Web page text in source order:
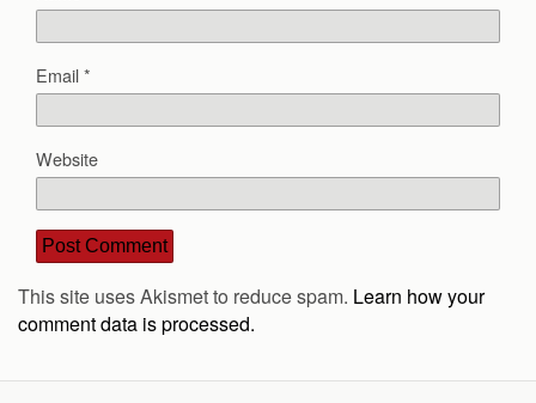
Email*
Website
This site uses Akismet to reduce spam. Learn how your
comment data is processed.